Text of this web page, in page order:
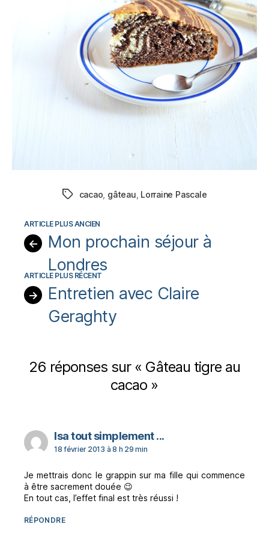
Étiquettes
cacao gâteau Lorraine Pascale
←
Mon prochain séjour à
Londres
→
Entretien avec Claire
Geraghty
26 réponses sur « Gâteau tigre au
cacao »
Isa tout simplement ...dit :
18 février 2013 à 8 h 29 min
Je mettrais donc le grappin sur ma fille qui commence
à être sacrement douée 😉
En tout cas, l’effet final est très réussi !
RÉPONDRE